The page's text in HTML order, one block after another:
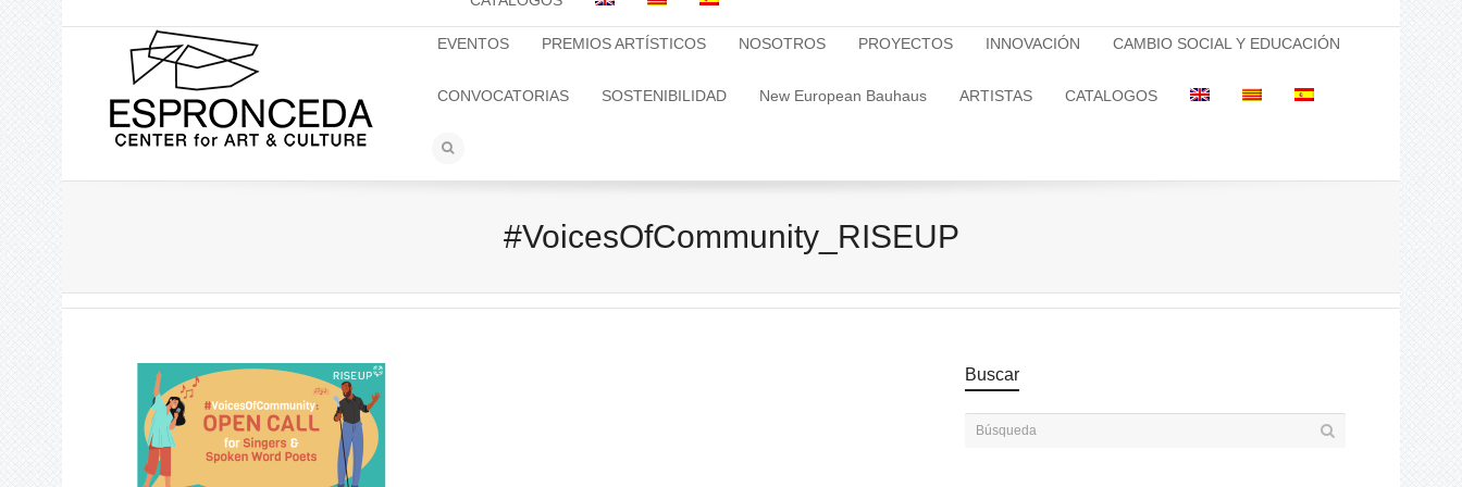
EVENTOS PREMIOS ARTÍSTICOS NOSOTROS PROYECTOS INNOVACIÓN CAMBIO SOCIAL Y EDUCACIÓN
CONVOCATORIAS SOSTENIBILIDAD New European Bauhaus ARTISTAS CATALOGOS
#VoicesOfCommunity_RISEUP
Buscar